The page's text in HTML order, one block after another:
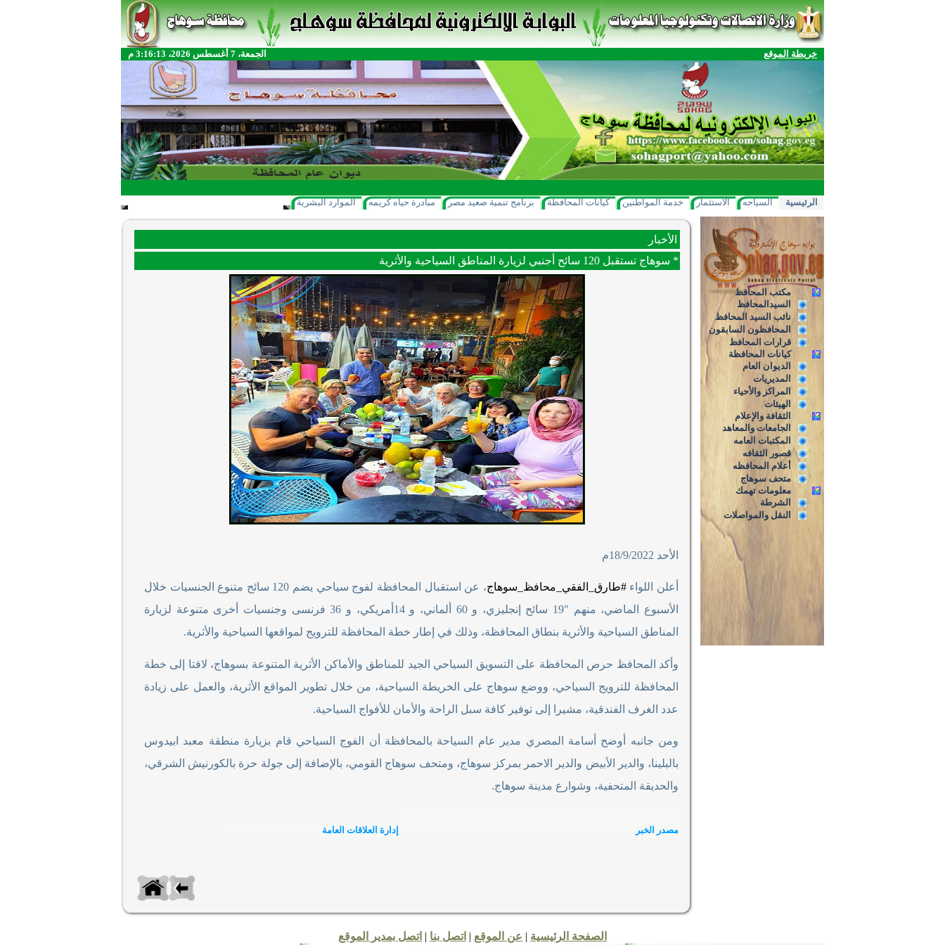
خريطة الموقع الجمعة، 7 أغسطس 2026، 3:16:13 م
الرئيسية السياحه الاستثمار خدمة المواطنين كيانات المحافظة برنامج تنمية صعيد مصر مبادرة حياه كريمه الموارد البشرية
مكتب المحافظ
السيدالمحافظ
نائب السيد المحافظ
المحافظون السابقون
قرارات المحافظ
كيانات المحافظة
الديوان العام
المديريات
المراكز والأحياء
الهيئات
الثقافة والإعلام
الجامعات والمعاهد
المكتبات العامه
قصور الثقافه
أعلام المحافظه
متحف سوهاج
معلومات تهمك
الشرطة
النقل والمواصلات
الأخبار
* سوهاج تستقبل 120 سائح أجنبي لزيارة المناطق السياحية والأثرية
الأحد 18/9/2022م
أعلن اللواء#طارق_الفقي_محافظ_سوهاج
، عن استقبال المحافظة لفوج سياحي يضم 120 سائح متنوع الجنسيات خلال
الأسبوع الماضي، منهم "19 سائح إنجليزي، و 60 ألماني، و 14أمريكي، و 36 فرنسى وجنسيات أخرى متنوعة لزيارة
المناطق السياحية والأثرية بنطاق المحافظة، وذلك في إطار خطة المحافظة للترويج لمواقعها السياحية والأثرية.
وأكد المحافظ حرص المحافظة على التسويق السياحي الجيد للمناطق والأماكن الأثرية المتنوعة بسوهاج، لافتا إلى خطة
المحافظة للترويج السياحي، ووضع سوهاج على الخريطة السياحية، من خلال تطوير المواقع الأثرية، والعمل على زيادة
عدد الغرف الفندقية، مشيرا إلى توفير كافة سبل الراحة والأمان للأفواج السياحية.
ومن جانبه أوضح أسامة المصري مدير عام السياحة بالمحافظة أن الفوج السياحي قام بزيارة منطقة معبد ابيدوس
بالبلينا، والدير الأبيض والدير الاحمر بمركز سوهاج، ومتحف سوهاج القومي، بالإضافة إلى جولة حرة بالكورنيش الشرقي،
والحديقة المتحفية، وشوارع مدينة سوهاج.
مصدر الخبر إدارة العلاقات العامة
الصفحة الرئيسية | عن الموقع | اتصل بنا | اتصل بمدير الموقع